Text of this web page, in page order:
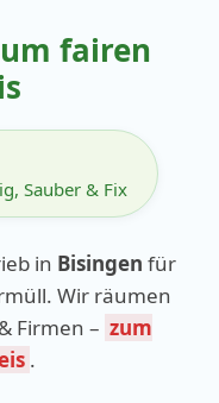
fairen
Sauber & Fix
in Bisingen für
Wir räumen
Firmen – zum
.